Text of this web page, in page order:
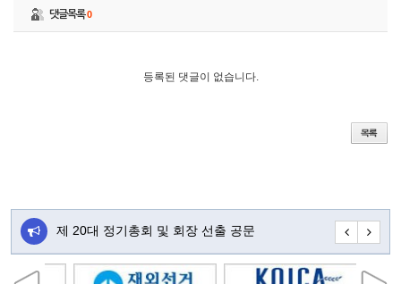
댓글목록0
등록된 댓글이 없습니다.
제 20대 정기총회 및 회장 선출 공문 초대합니